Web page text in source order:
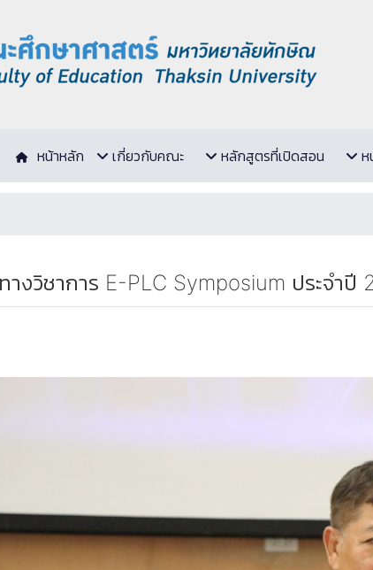
หน้าหลัก เกี่ยวกับคณะ หลักสูตรที่เปิดสอน ห
างวิชาการ E-PLC Symposium ประจำปี